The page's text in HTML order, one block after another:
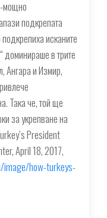
мощно
подкрепата
исканите
доминираше в трите
Ангара и Измир,
Така че, той ще
за укрепване на
President
April 18, 2017,
how-turkeys-